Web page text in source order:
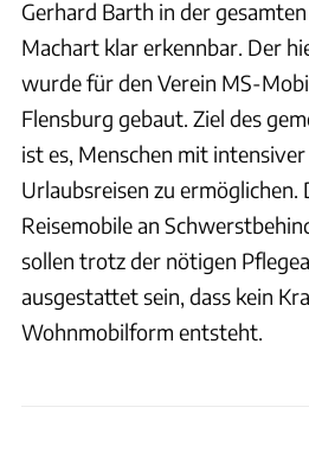
Gerhard Barth in der
Machart klar erkennbar. Der
wurde für den Verein MS-
Flensburg gebaut. Ziel des
ist es, Menschen mit
Urlaubsreisen zu ermöglichen.
Reisemobile an
sollen trotz der nötigen
ausgestattet sein, dass kein
Wohnmobilform entsteht.